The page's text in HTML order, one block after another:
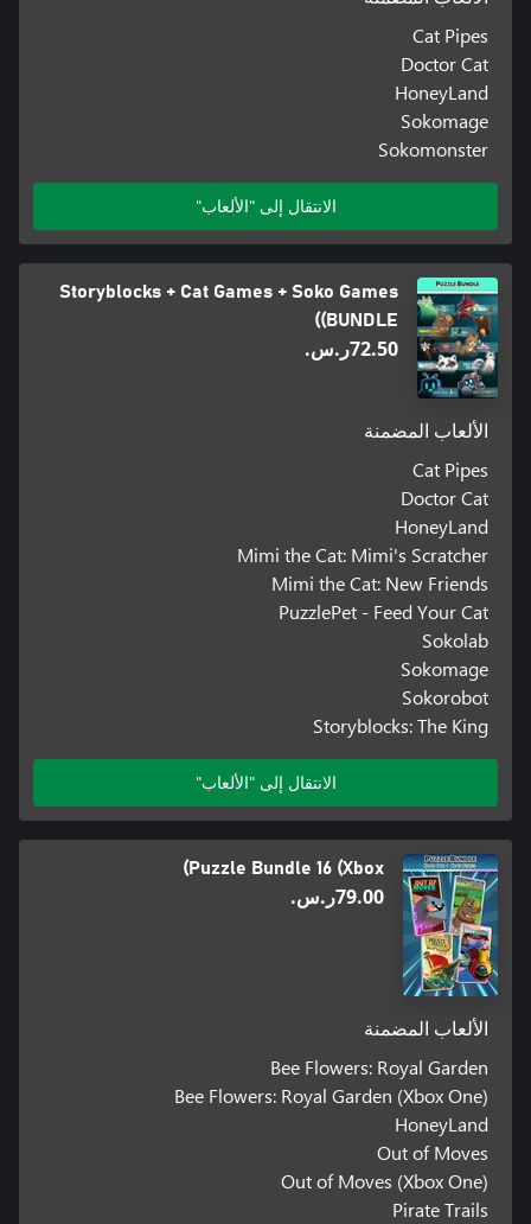
Cat Pipes
Doctor Cat
HoneyLand
Sokomage
Sokomonster
الانتقال إلى "الألعاب"
Storyblocks + Cat Games + Soko Games
(BUNDLE)
‪ر.س.‏‎72.50‬
الألعاب المضمنة
Cat Pipes
Doctor Cat
HoneyLand
Mimi the Cat: Mimi's Scratcher
Mimi the Cat: New Friends
PuzzlePet - Feed Your Cat
Sokolab
Sokomage
Sokorobot
Storyblocks: The King
الانتقال إلى "الألعاب"
Puzzle Bundle 16 (Xbox)
‪ر.س.‏‎79.00‬
الألعاب المضمنة
Bee Flowers: Royal Garden
Bee Flowers: Royal Garden (Xbox One)
HoneyLand
Out of Moves
Out of Moves (Xbox One)
Pirate Trails